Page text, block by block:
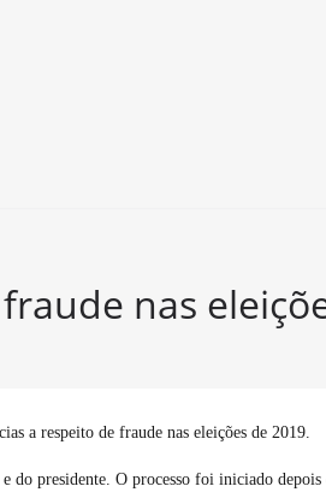
nas
a respeito de fraude nas eleições de 2019.
do presidente. O processo foi iniciado depois